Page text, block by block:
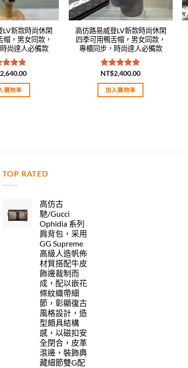
LV新款時尚休閑
帽，男女同款，
尚達人必備款
5.00
5
2,640.00
購物車
高仿路易威登LV新款時尚休閑
四季可用鴨舌帽，男女同款，
專櫃同步，時尚達人必備款
評分5.00
滿分 5
NT$2,400.00
加入購物車
TOP RATED
高仿古
馳/Gucci
Ophidia 系列
肩背包，采用
GG Supreme
高級人造帆佈
材質搭配牛皮
飾邊裁制而
成，配以嵌花
條紋織帶細
節，彰顯復古
風格設計，造
型頗具結構
感，以磁扣安
全閉合，皮革
滾邊，裝飾典
藏細節雙G配